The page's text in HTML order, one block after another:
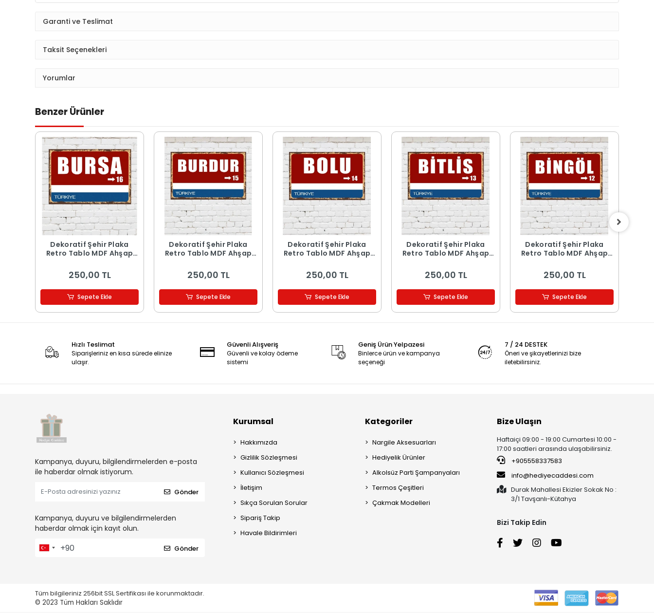
Garanti ve Teslimat
Taksit Seçenekleri
Yorumlar
Benzer Ürünler
Dekoratif Şehir Plaka
Retro Tablo MDF Ahşap
250,00 TL
Sepete Ekle
Dekoratif Şehir Plaka
Retro Tablo MDF Ahşap
250,00 TL
Sepete Ekle
Dekoratif Şehir Plaka
Retro Tablo MDF Ahşap
250,00 TL
Sepete Ekle
Dekoratif Şehir Plaka
Retro Tablo MDF Ahşap
250,00 TL
Sepete Ekle
Dekoratif Şehir Plaka
Retro Tablo MDF Ahşap
250,00 TL
Sepete Ekle
Hızlı Teslimat
Siparişleriniz en kısa sürede elinize
ulaşır.
Güvenli Alışveriş
Güvenli ve kolay ödeme
sistemi
Geniş Ürün Yelpazesi
Binlerce ürün ve kampanya
seçeneği
7 / 24 DESTEK
Öneri ve şikayetlerinizi bize
iletebilirsiniz.
Kampanya, duyuru, bilgilendirmelerden e-posta
ile haberdar olmak istiyorum.
Gönder
Kampanya, duyuru ve bilgilendirmelerden
haberdar olmak için kayıt olun.
Gönder
Kurumsal
Hakkımızda
Gizlilik Sözleşmesi
Kullanıcı Sözleşmesi
İletişim
Sıkça Sorulan Sorular
Sipariş Takip
Havale Bildirimleri
Kategoriler
Nargile Aksesuarları
Hediyelik Ürünler
Alkolsüz Parti Şampanyaları
Termos Çeşitleri
Çakmak Modelleri
Bize Ulaşın
Haftaiçi 09:00 - 19:00 Cumartesi 10:00 -
17:00 saatleri arasında ulaşabilirsiniz.
+905558337583
info@hediyecaddesi.com
Durak Mahallesi Ekizler Sokak No :
3/1 Tavşanlı-Kütahya
Bizi Takip Edin
Tüm bilgileriniz 256bit SSL Sertifikası ile korunmaktadır.
© 2023 Tüm Hakları Saklıdır